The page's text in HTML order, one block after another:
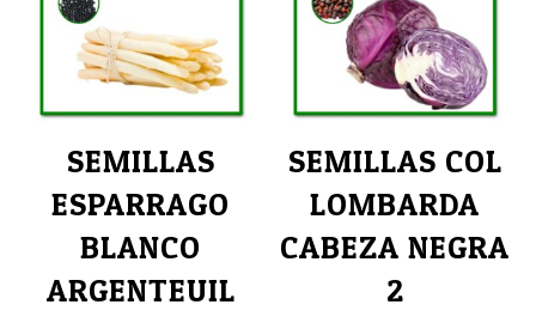
SEMILLAS
ESPARRAGO
BLANCO
ARGENTEUIL
SEMILLAS COL
LOMBARDA
CABEZA NEGRA
2